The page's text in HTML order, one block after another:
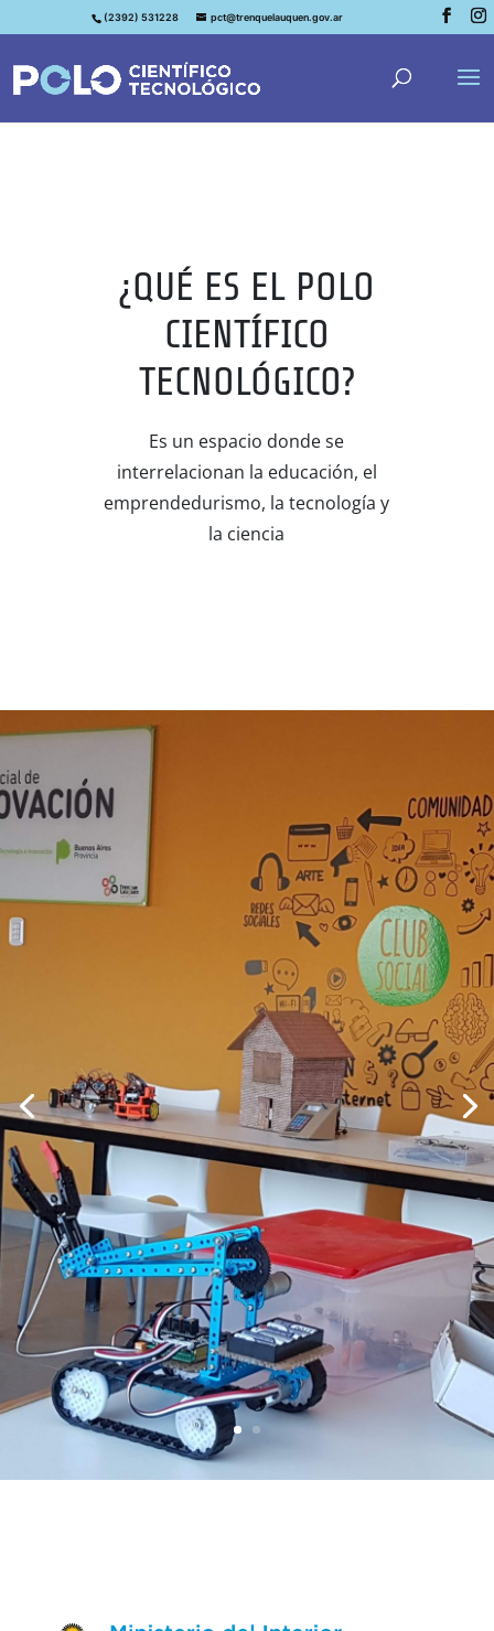
(2392) 531228 pct@trenquelauquen.gov.ar
¿QUÉ ES EL POLO
CIENTÍFICO
TECNOLÓGICO?
Es un espacio donde se
interrelacionan la educación, el
emprendedurismo, la tecnología y
la ciencia